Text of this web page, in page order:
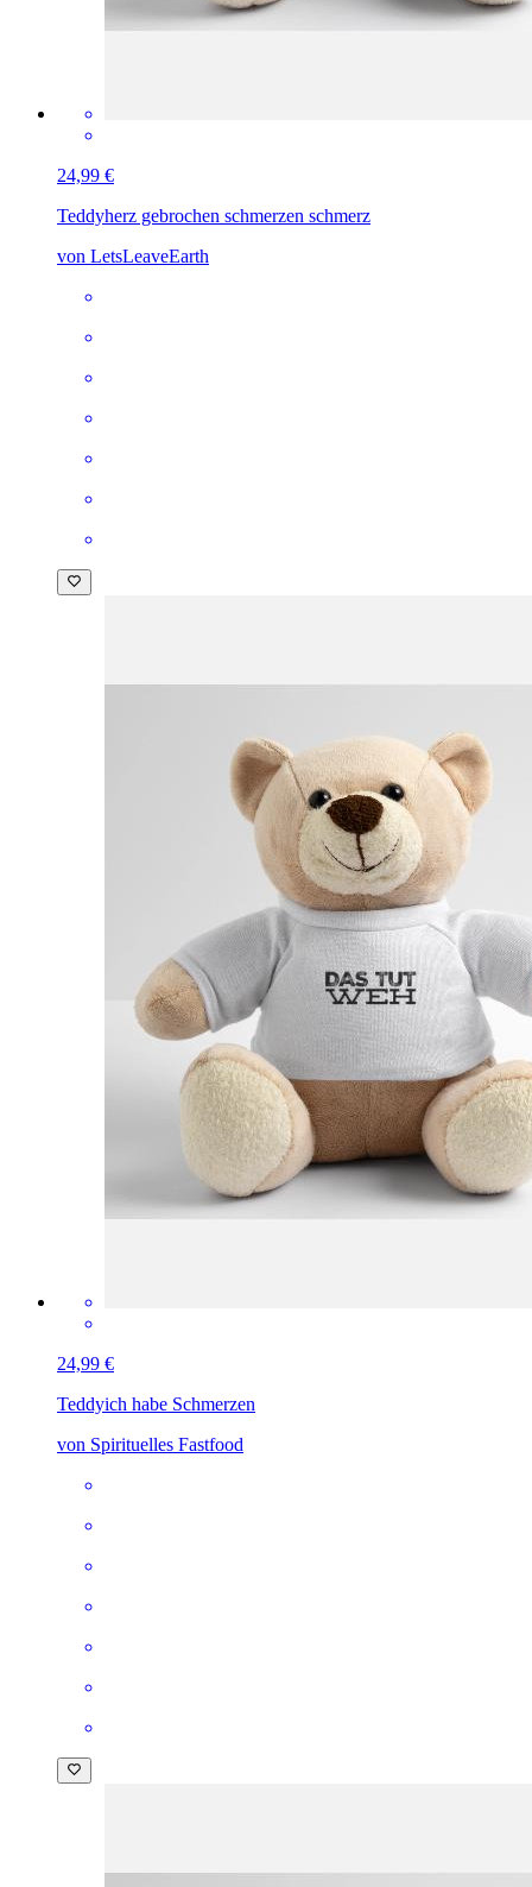
24,99 €
Teddyherz gebrochen schmerzen schmerz
von LetsLeaveEarth
24,99 €
Teddyich habe Schmerzen
von Spirituelles Fastfood